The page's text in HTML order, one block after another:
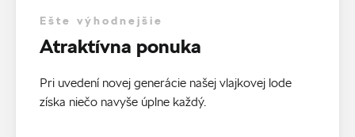
Ešte výhodnejšie
Atraktívna ponuka
Pri uvedení novej generácie našej vlajkovej lode
získa niečo navyše úplne každý.